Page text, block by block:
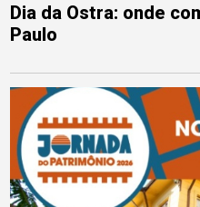
Dia da Ostra: onde
Paulo